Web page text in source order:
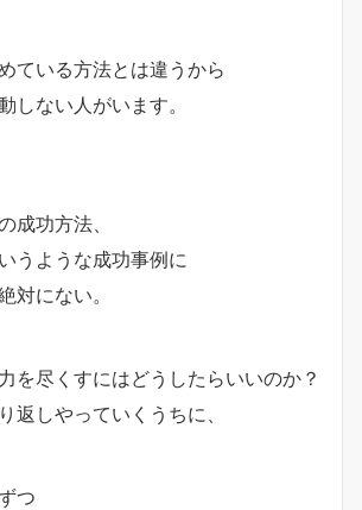
ている方法とは違うから
しない人がいます。
成功方法、
うような成功事例に
対にない。
を尽くすにはどうしたらいいのか？
返しやっていくうちに、
つ